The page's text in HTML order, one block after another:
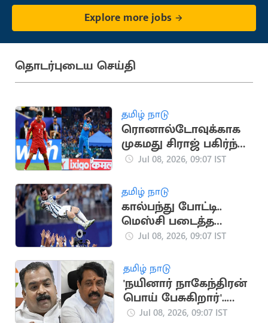
Explore more jobs
தொடர்புடைய செய்தி
தமிழ் நாடு
ரொனால்டோவுக்காக
முகமது சிராஜ் பகிர்ந்த
உருக்கமான பதிவு
Jul 08, 2026, 09:07 IST
தமிழ் நாடு
கால்பந்து போட்டி..
மெஸ்சி படைத்த
மோசமான சாதனை
Jul 08, 2026, 09:07 IST
தமிழ் நாடு
'நயினார் நாகேந்திரன்
பொய் பேசுகிறார்'..
காங்கிரஸ் குற்றச்சாட்டு
Jul 08, 2026, 09:07 IST